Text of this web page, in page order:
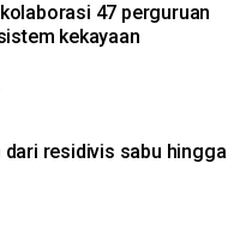
47 perguruan
kekayaan
dari residivis sabu hingga